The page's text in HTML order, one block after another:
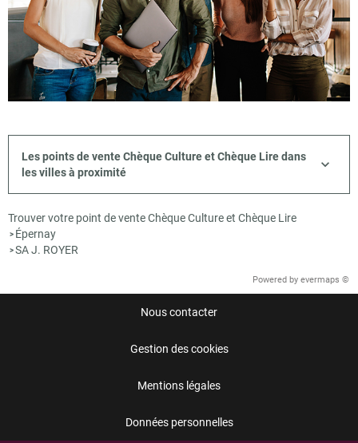
Les points de vente Chèque Culture et Chèque Lire dans
les villes à proximité
Trouver votre point de vente Chèque Culture et Chèque Lire
> Épernay
>SA J. ROYER
Powered by evermaps ©
Nous contacter
Gestion des cookies
Mentions légales
Données personnelles